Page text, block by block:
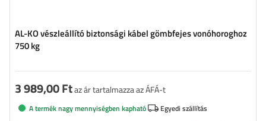
AL-KO vészleállító biztonsági kábel gömbfejes vonóhoroghoz
750 kg
3 989,00 Ftaz ár tartalmazza az ÁFÁ-t
A termék nagy mennyiségben kapható Egyedi szállítás